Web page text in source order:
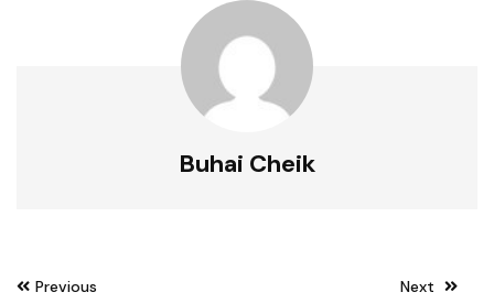
Buhai Cheik
Nawigacja
Previous Next